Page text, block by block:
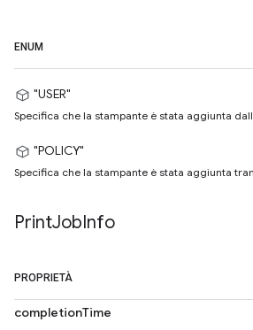
ENUM
"USER"
Specifica che la stampante è stata aggiunta
"POLICY"
Specifica che la stampante è stata aggiunta
PrintJobInfo
PROPRIETÀ
completionTime